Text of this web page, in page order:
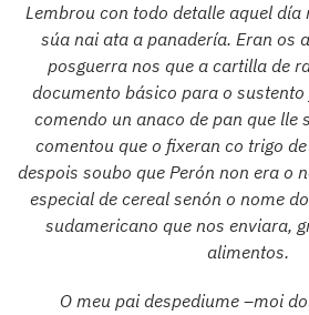
Lembrou con todo detalle aquel día
súa nai ata a panadería. Eran os
posguerra nos que a cartilla de
documento básico para o
comendo un anaco de pan que lle
comentou que o fixeran co trigo
despois soubo que Perón non era o
especial de cereal senón o nome
sudamericano que nos enviara,
alimentos.
O meu pai despediume –moi